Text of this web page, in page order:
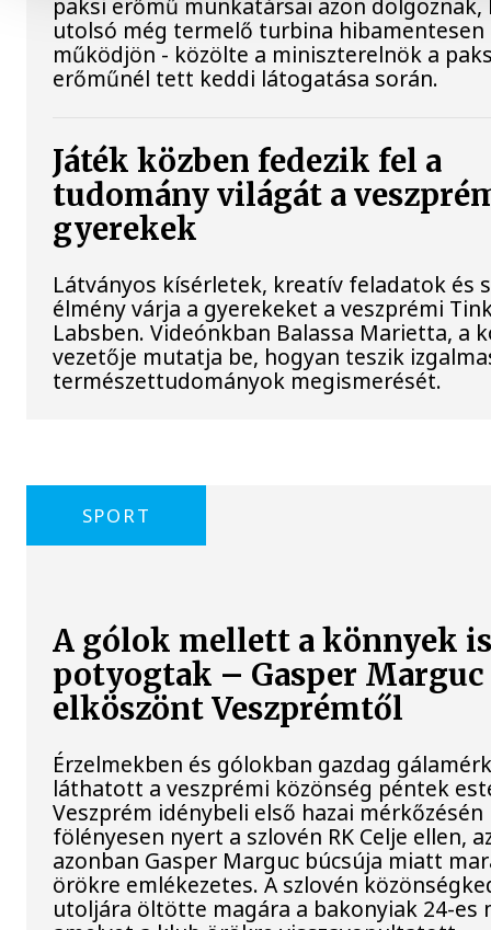
utolsó még termelő turbina hibamentesen
működjön - közölte a miniszterelnök a
erőműnél tett keddi látogatása során.
Játék közben fedezik fel a
tudomány világát a
gyerekek
Látványos kísérletek, kreatív feladatok és
élmény várja a gyerekeket a veszprémi
Labsben. Videónkban Balassa Marietta, a
vezetője mutatja be, hogyan teszik
természettudományok megismerését.
SPORT
A gólok mellett a könnyek
potyogtak – Gasper Marguc
elköszönt Veszprémtől
Érzelmekben és gólokban gazdag
láthatott a veszprémi közönség péntek
Veszprém idénybeli első hazai mérkőzésén
fölényesen nyert a szlovén RK Celje ellen,
azonban Gasper Marguc búcsúja miatt
örökre emlékezetes. A szlovén
utoljára öltötte magára a bakonyiak 24-es